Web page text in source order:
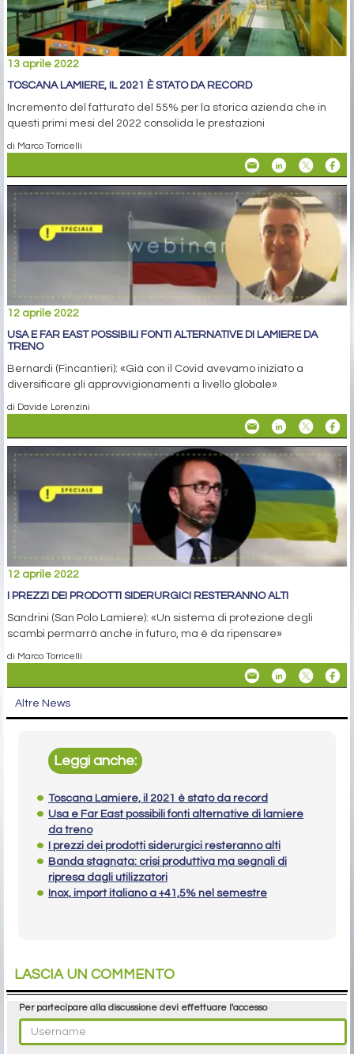
13 aprile 2022
TOSCANA LAMIERE, IL 2021 È STATO DA RECORD
Incremento del fatturato del 55% per la storica azienda che in
questi primi mesi del 2022 consolida le prestazioni
di Marco Torricelli
12 aprile 2022
USA E FAR EAST POSSIBILI FONTI ALTERNATIVE DI LAMIERE DA
TRENO
Bernardi (Fincantieri): «Già con il Covid avevamo iniziato a
diversificare gli approvvigionamenti a livello globale»
di Davide Lorenzini
12 aprile 2022
I PREZZI DEI PRODOTTI SIDERURGICI RESTERANNO ALTI
Sandrini (San Polo Lamiere): «Un sistema di protezione degli
scambi permarrà anche in futuro, ma è da ripensare»
di Marco Torricelli
Altre News
Leggi anche:
Toscana Lamiere, il 2021 è stato da record
Usa e Far East possibili fonti alternative di lamiere
da treno
I prezzi dei prodotti siderurgici resteranno alti
Banda stagnata: crisi produttiva ma segnali di
ripresa dagli utilizzatori
Inox, import italiano a +41,5% nel semestre
LASCIA UN COMMENTO
Per partecipare alla discussione devi effettuare l'accesso